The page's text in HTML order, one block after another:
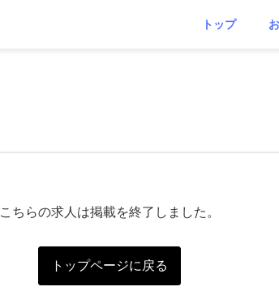
トップ
こちらの求人は掲載を終了しました。
トップページに戻る